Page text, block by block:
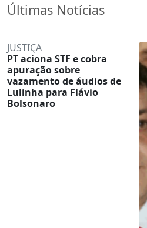
Últimas Notícias
JUSTIÇA
PT aciona STF e cobra
apuração sobre
vazamento de áudios de
Lulinha para Flávio
Bolsonaro